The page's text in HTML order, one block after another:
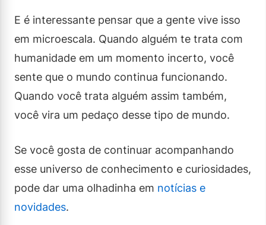
E é interessante pensar que a gente vive isso
em microescala. Quando alguém te trata com
humanidade em um momento incerto, você
sente que o mundo continua funcionando.
Quando você trata alguém assim também,
você vira um pedaço desse tipo de mundo.
Se você gosta de continuar acompanhando
esse universo de conhecimento e curiosidades,
pode dar uma olhadinha em notícias e
novidades.